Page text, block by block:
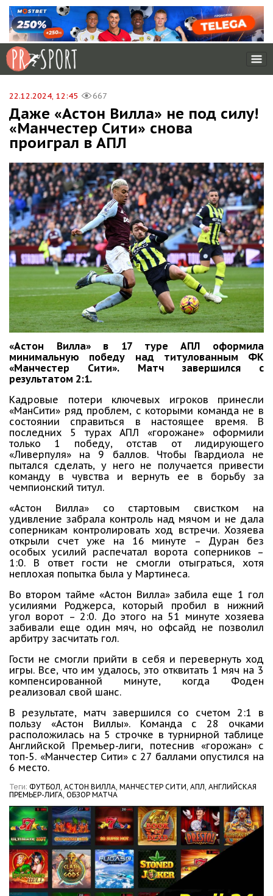
22.12.2024, 12:45 667
Даже «Астон Вилла» не под силу!
«Манчестер Сити» снова
проиграл в АПЛ
«Астон Вилла» в 17 туре АПЛ оформила
минимальную победу над титулованным ФК
«Манчестер Сити». Матч завершился с
результатом 2:1.
Кадровые потери ключевых игроков принесли
«МанСити» ряд проблем, с которыми команда не в
состоянии справиться в настоящее время. В
последних 5 турах АПЛ «горожане» оформили
только 1 победу, отстав от лидирующего
«Ливерпуля» на 9 баллов. Чтобы Гвардиола не
пытался сделать, у него не получается привести
команду в чувства и вернуть ее в борьбу за
чемпионский титул.
«Астон Вилла» со стартовым свистком на
удивление забрала контроль над мячом и не дала
соперникам контролировать ход встречи. Хозяева
открыли счет уже на 16 минуте – Дуран без
особых усилий распечатал ворота соперников –
1:0. В ответ гости не смогли отыграться, хотя
неплохая попытка была у Мартинеса.
Во втором тайме «Астон Вилла» забила еще 1 гол
усилиями Роджерса, который пробил в нижний
угол ворот – 2:0. До этого на 51 минуте хозяева
забивали еще один мяч, но офсайд не позволил
арбитру засчитать гол.
Гости не смогли прийти в себя и перевернуть ход
игры. Все, что им удалось, это отквитать 1 мяч на 3
компенсированной минуте, когда Фоден
реализовал свой шанс.
В результате, матч завершился со счетом 2:1 в
пользу «Астон Виллы». Команда с 28 очками
расположилась на 5 строчке в турнирной таблице
Английской Премьер-лиги, потеснив «горожан» с
топ-5. «Манчестер Сити» с 27 баллами опустился на
6 место.
Теги: ФУТБОЛ, АСТОН ВИЛЛА, МАНЧЕСТЕР СИТИ, АПЛ, АНГЛИЙСКАЯ
ПРЕМЬЕР-ЛИГА, ОБЗОР МАТЧА